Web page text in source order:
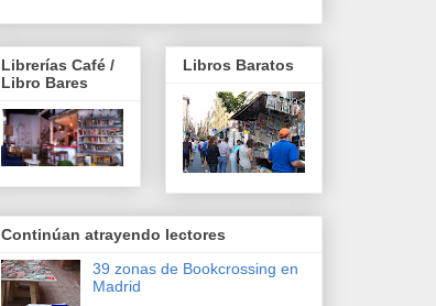
Librerías Café /
Libro Bares
Libros Baratos
Continúan atrayendo lectores
39 zonas de Bookcrossing en
Madrid